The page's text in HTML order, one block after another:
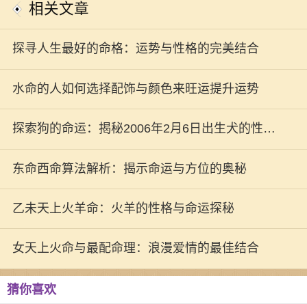
相关文章
探寻人生最好的命格：运势与性格的完美结合
水命的人如何选择配饰与颜色来旺运提升运势
探索狗的命运：揭秘2006年2月6日出生犬的性格
与运势
东命西命算法解析：揭示命运与方位的奥秘
乙未天上火羊命：火羊的性格与命运探秘
女天上火命与最配命理：浪漫爱情的最佳结合
猜你喜欢